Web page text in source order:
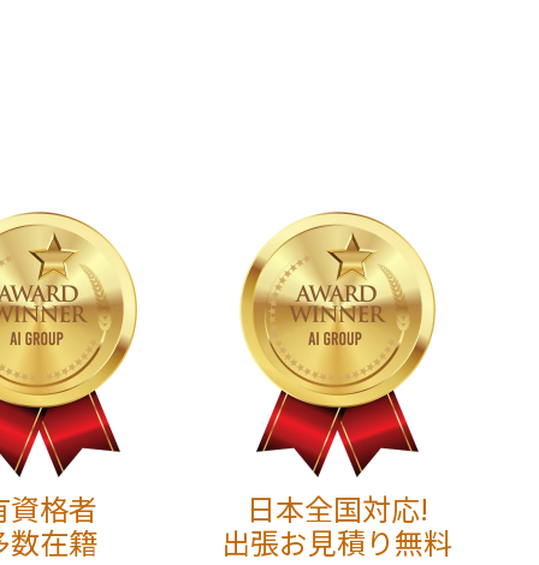
資格者
数在籍
日本全国対応!
出張お見積り無料